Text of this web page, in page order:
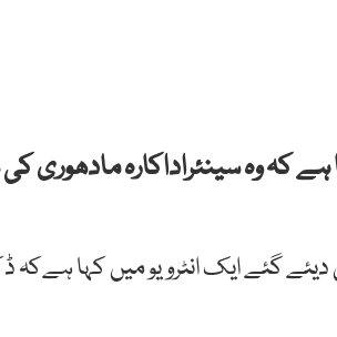
کہ وہ سینئراداکارہ مادھوری
دیئے گئے ایک انٹرویو میں کہا ہےکہ